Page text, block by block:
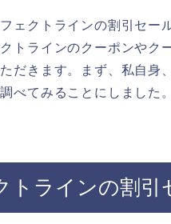
ェクトラインの割引セー
トラインのクーポンやク
だきます。まず、私自身
べてみることにしました。
トラインの割引